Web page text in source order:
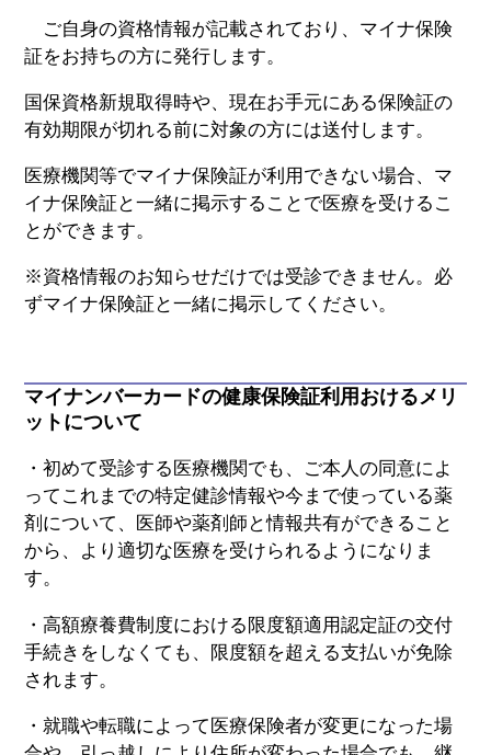
ご自身の資格情報が記載されており、マイナ保険
証をお持ちの方に発行します。
国保資格新規取得時や、現在お手元にある保険証の
有効期限が切れる前に対象の方には送付します。
医療機関等でマイナ保険証が利用できない場合、マ
イナ保険証と一緒に掲示することで医療を受けるこ
とができます。
※資格情報のお知らせだけでは受診できません。必
ずマイナ保険証と一緒に掲示してください。
マイナンバーカードの健康保険証利用おけるメリ
ットについて
・初めて受診する医療機関でも、ご本人の同意によ
ってこれまでの特定健診情報や今まで使っている薬
剤について、医師や薬剤師と情報共有ができること
から、より適切な医療を受けられるようになりま
す。
・高額療養費制度における限度額適用認定証の交付
手続きをしなくても、限度額を超える支払いが免除
されます。
・就職や転職によって医療保険者が変更になった場